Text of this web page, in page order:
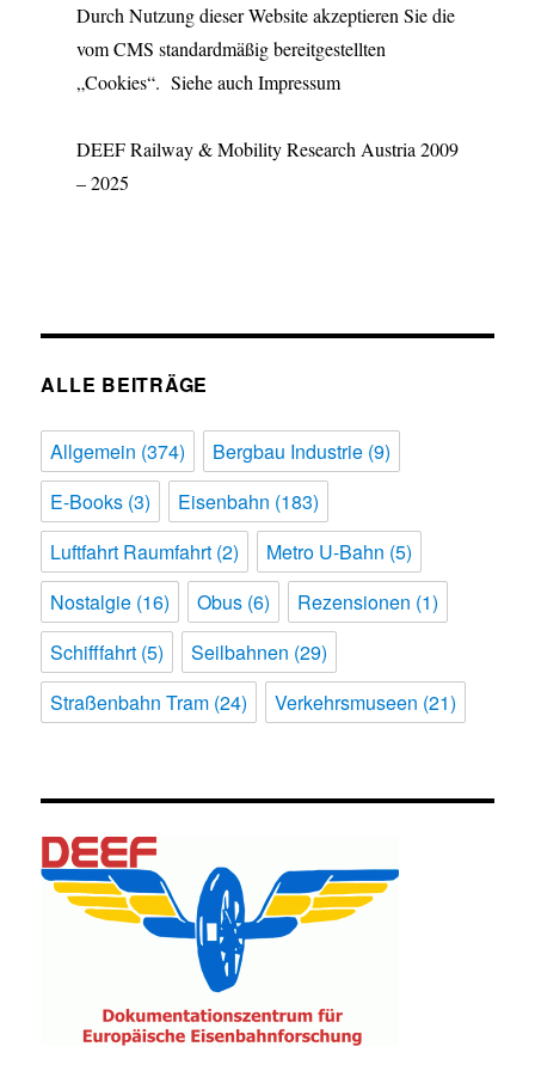
Durch Nutzung dieser Website akzeptieren Sie die
vom CMS standardmäßig bereitgestellten
„Cookies“. Siehe auch Impressum
DEEF Railway & Mobility Research Austria 2009
– 2025
ALLE BEITRÄGE
Allgemein (374) Bergbau Industrie (9)
E-Books (3) Eisenbahn (183)
Luftfahrt Raumfahrt (2) Metro U-Bahn (5)
Nostalgie (16) Obus (6) Rezensionen (1)
Schifffahrt (5) Seilbahnen (29)
Straßenbahn Tram (24) Verkehrsmuseen (21)